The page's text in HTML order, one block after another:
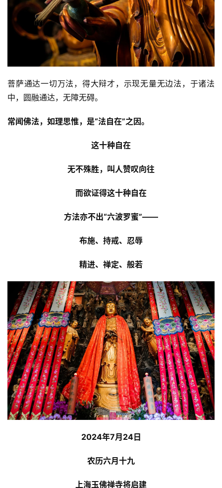
菩萨通达一切万法，得大辩才，示现无量无边法，于诸法
中，圆融通达，无障无碍。
常闻佛法，如理思惟，是“法自在”之因。
这十种自在
无不殊胜，叫人赞叹向往
而欲证得这十种自在
方法亦不出“六波罗蜜”——
布施、持戒、忍辱
精进、禅定、般若
2024年7月24日
农历六月十九
上海玉佛禅寺将启建